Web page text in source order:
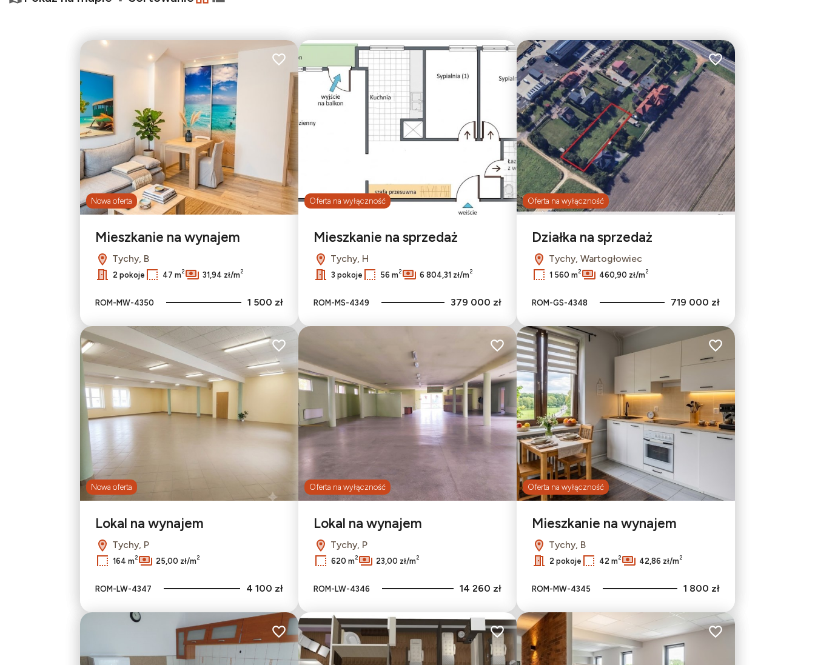
12
Leaflet
tabela
lista
Nowa oferta
Dodaj do ulubionych
Mieszkanie na wynajem
Tychy, B
2 pokoje 47 m2 31,94 zł/m2
ROM-MW-4350 1 500 zł
Oferta na wyłączność
Dodaj do ulubionych
Mieszkanie na sprzedaż
Tychy, H
3 pokoje 56 m2 6 804,31 zł/m2
ROM-MS-4349 379 000 zł
Oferta na wyłączność
Dodaj do ulubionych
Działka na sprzedaż
Tychy, Wartogłowiec
1 560 m2 460,90 zł/m2
ROM-GS-4348 719 000 zł
Nowa oferta
Dodaj do ulubionych
Lokal na wynajem
Tychy, P
164 m2 25,00 zł/m2
ROM-LW-4347 4 100 zł
Oferta na wyłączność
Dodaj do ulubionych
Lokal na wynajem
Tychy, P
620 m2 23,00 zł/m2
ROM-LW-4346 14 260 zł
Oferta na wyłączność
Dodaj do ulubionych
Mieszkanie na wynajem
Tychy, B
2 pokoje 42 m2 42,86 zł/m2
ROM-MW-4345 1 800 zł
Dodaj do ulubionych Dodaj do ulubionych Dodaj do ulubionych